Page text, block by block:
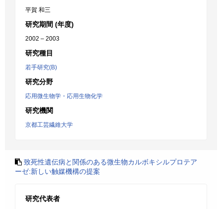
平賀 和三
研究期間 (年度)
2002 – 2003
研究種目
若手研究(B)
研究分野
応用微生物学・応用生物化学
研究機関
京都工芸繊維大学
致死性遺伝病と関係のある微生物カルボキシルプロテア
ーゼ:新しい触媒機構の提案
研究代表者